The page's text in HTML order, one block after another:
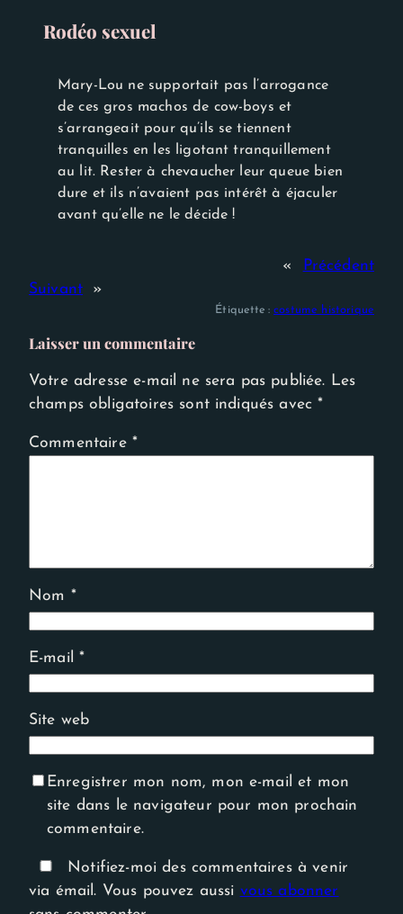
Rodéo sexuel
Mary-Lou ne supportait pas l’arrogance
de ces gros machos de cow-boys et
s’arrangeait pour qu’ils se tiennent
tranquilles en les ligotant tranquillement
au lit. Rester à chevaucher leur queue bien
dure et ils n’avaient pas intérêt à éjaculer
avant qu’elle ne le décide !
«
Précédent
Suivant
»
Étiquette :costume historique
Laisser un commentaire
Votre adresse e-mail ne sera pas publiée. Les
champs obligatoires sont indiqués avec*
Commentaire *
Nom *
E-mail*
Site web
Enregistrer mon nom, mon e-mail et mon
site dans le navigateur pour mon prochain
commentaire.
Notifiez-moi des commentaires à venir
via émail. Vous pouvez aussi vous abonner